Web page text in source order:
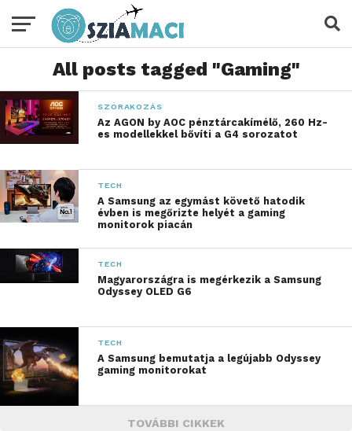
All posts tagged "Gaming"
SZÓRAKOZÁS
Az AGON by AOC pénztárcakímélő, 260 Hz-
es modellekkel bővíti a G4 sorozatot
TECH
A Samsung az egymást követő hatodik
évben is megőrizte helyét a gaming
monitorok piacán
TECH
Magyarországra is megérkezik a Samsung
Odyssey OLED G6
TECH
A Samsung bemutatja a legújabb Odyssey
gaming monitorokat
TOVÁBBI CIKKEK